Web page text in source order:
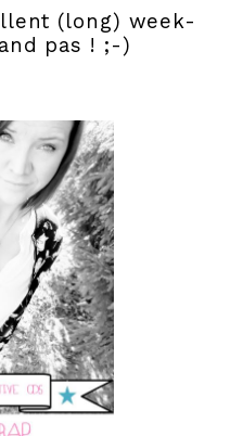
(long) week-
pas ! ;-)